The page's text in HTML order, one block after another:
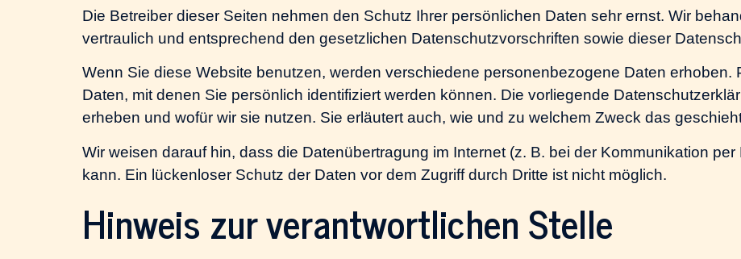
Die Betreiber dieser Seiten nehmen den Schutz Ihrer persönlichen Daten sehr ernst. Wir
vertraulich und entsprechend den gesetzlichen Datenschutzvorschriften sowie dieser
Wenn Sie diese Website benutzen, werden verschiedene personenbezogene Daten erhoben.
Daten, mit denen Sie persönlich identifiziert werden können. Die vorliegende
erheben und wofür wir sie nutzen. Sie erläutert auch, wie und zu welchem Zweck das
Wir weisen darauf hin, dass die Datenübertragung im Internet (z. B. bei der Kommunikation
kann. Ein lückenloser Schutz der Daten vor dem Zugriff durch Dritte ist nicht möglich.
Hinweis zur verantwortlichen Stelle